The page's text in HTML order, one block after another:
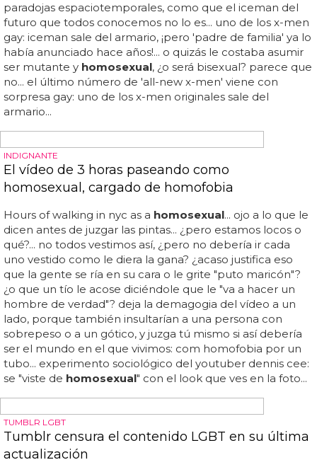
¿no le gusta porque lo ha probado ya? ¿si es 49%
homosexualsignifica que prácticamente es medio
maricón? robbie williams, desde los 90 jugando con su
sexualidad... robbie williams: "soy un 49% homosexual"...
mientras a unos take that les gusta desnudarse o trabajar
entre nicole scherzinger y sharon osbourne, a otros les
gustan los ovnis y dar titulares relacionados con su
orientación sexual... si la semana pasada hablábamos de
matemático y gay... el cantante que acaba de lanzar
'swing both ways' sigue jugando con la ambigüedad
sexual... el cantante de 39 años ha dicho "soy un 49%
GAY MEN
Uno de los X-Men gay: Iceman sale del armario